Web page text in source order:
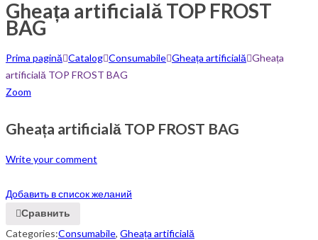
Gheața artificială TOP FROST
BAG
Prima pagină Catalog Consumabile Gheața artificială Gheața
artificială TOP FROST BAG
Zoom
Gheața artificială TOP FROST BAG
Write your comment
Добавить в список желаний
Сравнить
Categories:Consumabile, Gheața artificială